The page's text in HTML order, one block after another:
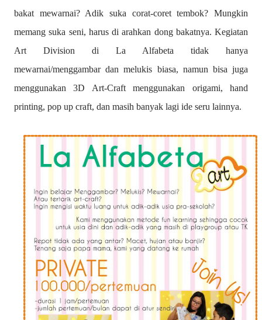
bakat mewarnai? Adik suka corat-coret tembok? Mungkin
memang suka seni, harus di arahkan dong bakatnya. Kegiatan
Art Division di La Alfabeta tidak hanya
mewarnai/menggambar dan melukis biasa, namun bisa juga
menggunakan 3D Art-Craft menggunakan origami, hand
printing, pop up craft, dan masih banyak lagi ide seru lainnya.